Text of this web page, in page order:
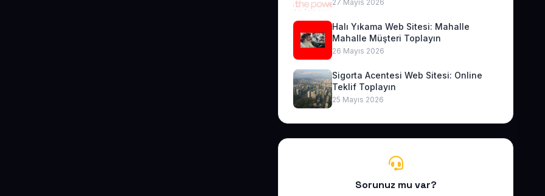
27 Mayıs 2026
Halı Yıkama Web Sitesi: Mahalle
Mahalle Müşteri Toplayın
26 Mayıs 2026
Sigorta Acentesi Web Sitesi: Online
Teklif Toplayın
25 Mayıs 2026
Sorunuz mu var?